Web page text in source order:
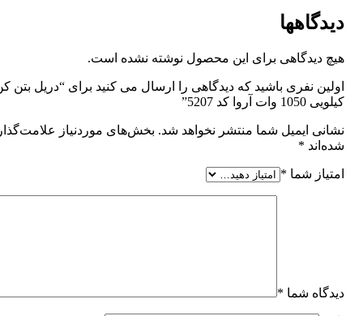
دیدگاهها
هیچ دیدگاهی برای این محصول نوشته نشده است.
کیلویی 1050 وات آروا کد 5207”
نشانی ایمیل شما منتشر نخواهد شد. بخش‌های موردنیاز
شده‌اند *
امتیاز شما *
دیدگاه شما *